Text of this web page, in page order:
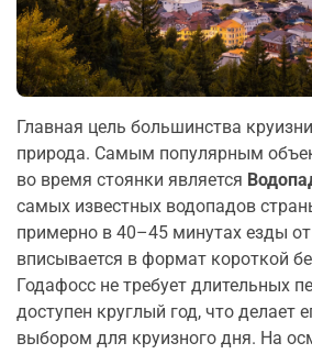
Главная цель большинства
природа. Самым популярным
во время стоянки является
самых известных водопадов
примерно в 40–45 минутах езды
вписывается в формат короткой
Годафосс не требует длительных
доступен круглый год, что делает
выбором для круизного дня. На